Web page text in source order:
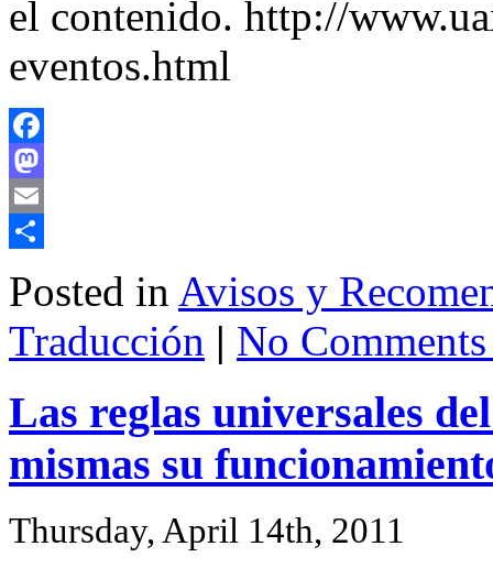
el contenido. http://
eventos.html
Facebook
Mastodon
Email
Posted in Avisos y
Traducción | No
Las reglas universales
mismas su
Thursday, April 14th, 2011